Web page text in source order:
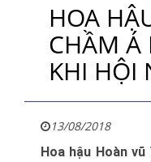
HOA
CHẦM Á
KHI HỘI
13/08/2018
Hoa hậu Hoàn